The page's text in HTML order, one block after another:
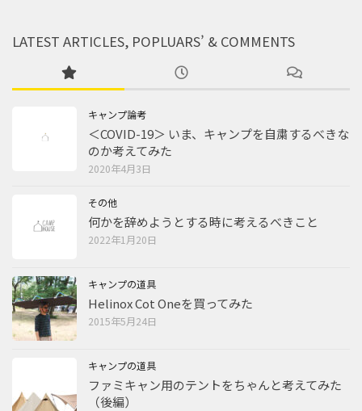
LATEST ARTICLES, POPLUARS’ & COMMENTS
キャンプ論考
＜COVID-19＞ いま、キャンプを自粛するべきな
のか考えてみた
2020年4月3日
その他
何かを辞めようとする時に考えるべきこと
2022年1月20日
キャンプの道具
Helinox Cot Oneを買ってみた
2015年5月24日
キャンプの道具
ファミキャン用のテントをちゃんと考えてみた
（後編）